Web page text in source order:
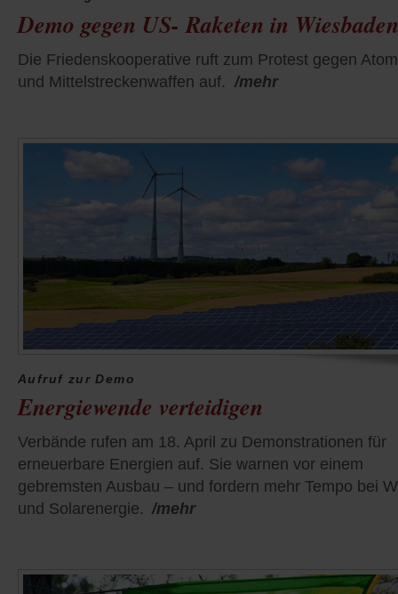
Demo gegen US- Raketen in Wiesbaden
Die Friedenskooperative ruft zum Protest gegen
und Mittelstreckenwaffen auf. /mehr
Aufruf zur Demo
Energiewende verteidigen
Verbände rufen am 18. April zu Demonstrationen für
erneuerbare Energien auf. Sie warnen vor einem
gebremsten Ausbau – und fordern mehr Tempo bei
und Solarenergie. /mehr